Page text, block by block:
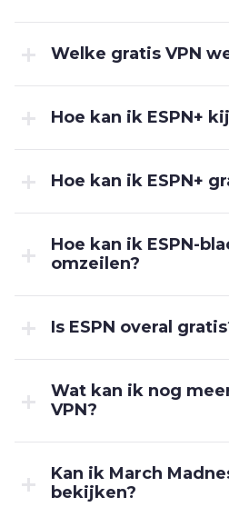
Welke gratis VPN
Hoe kan ik ESPN+
Hoe kan ik ESPN+
Hoe kan ik ESPN-
omzeilen?
Is ESPN overal
Wat kan ik nog
VPN?
Kan ik March
bekijken?